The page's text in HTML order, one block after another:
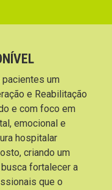
um
e Reabilitação
e com foco em
emocional e
hospitalar
criando um
fortalecer a
que o